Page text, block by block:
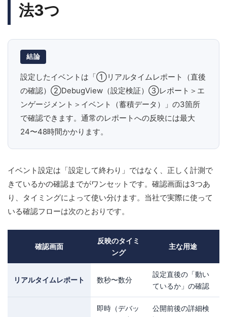
法3つ
結論
設定したイベントは「①リアルタイムレポート（直後
の確認）②DebugView（設定検証）③レポート＞エ
ンゲージメント＞イベント（蓄積データ）」の3箇所
で確認できます。通常のレポートへの反映には最大
24〜48時間かかります。
イベント設定は「設定して終わり」ではなく、正しく計測で
きているかの確認までがワンセットです。確認画面は3つあ
り、タイミングによって使い分けます。当社で実際に使って
いる確認フローは次のとおりです。
確認画面
反映のタイミ
ング
主な用途
リアルタイムレポート 数秒〜数分
設定直後の「動い
ているか」の確認
即時（デバッ
公開前後の詳細検